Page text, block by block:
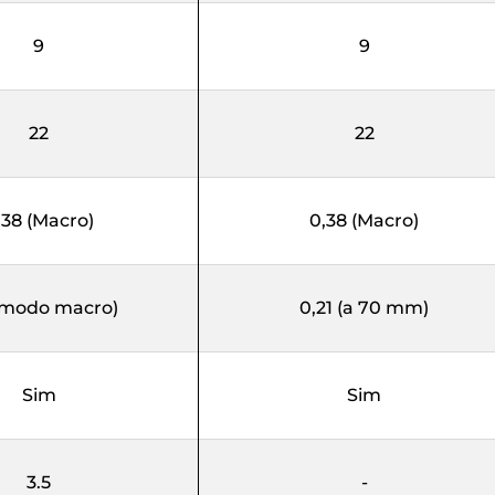
9 9
22 22
(Macro) 0,38 (Macro)
macro) 0,21 (a 70 mm)
Sim Sim
3.5 -